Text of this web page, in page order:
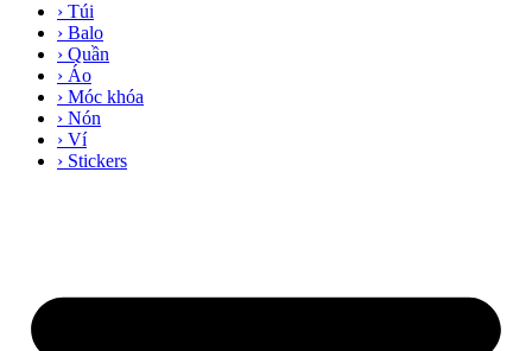
› Túi
› Balo
› Quần
› Áo
› Móc khóa
› Nón
› Ví
› Stickers